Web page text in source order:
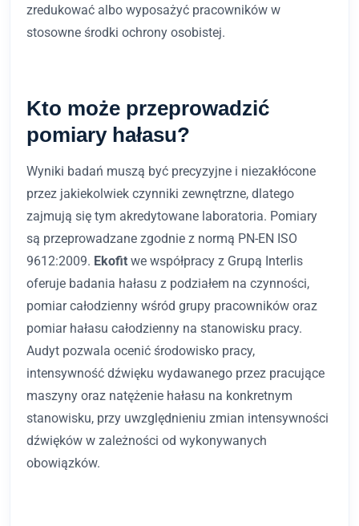
zredukować albo wyposażyć pracowników w
stosowne środki ochrony osobistej.
Kto może przeprowadzić
pomiary hałasu?
Wyniki badań muszą być precyzyjne i niezakłócone
przez jakiekolwiek czynniki zewnętrzne, dlatego
zajmują się tym akredytowane laboratoria. Pomiary
są przeprowadzane zgodnie z normą PN-EN ISO
9612:2009. Ekofit we współpracy z Grupą Interlis
oferuje badania hałasu z podziałem na czynności,
pomiar całodzienny wśród grupy pracowników oraz
pomiar hałasu całodzienny na stanowisku pracy.
Audyt pozwala ocenić środowisko pracy,
intensywność dźwięku wydawanego przez pracujące
maszyny oraz natężenie hałasu na konkretnym
stanowisku, przy uwzględnieniu zmian intensywności
dźwięków w zależności od wykonywanych
obowiązków.